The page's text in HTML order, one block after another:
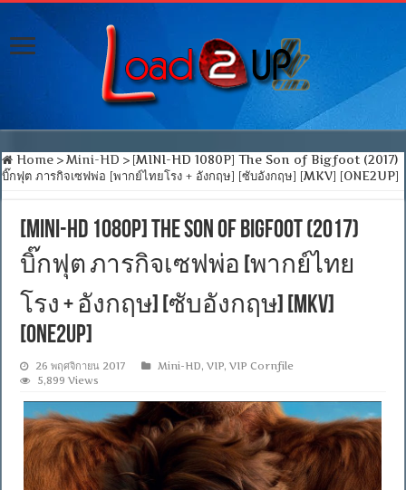
Home > Mini-HD > [MINI-HD 1080P] The Son of Bigfoot (2017)
บิ๊กฟุต ภารกิจเซฟพ่อ [พากย์ไทยโรง + อังกฤษ] [ซับอังกฤษ] [MKV] [ONE2UP]
[MINI-HD 1080P] The Son of Bigfoot (2017)
บิ๊กฟุต ภารกิจเซฟพ่อ [พากย์ไทย
โรง + อังกฤษ] [ซับอังกฤษ] [MKV]
[ONE2UP]
26 พฤศจิกายน 2017 Mini-HD,VIP,VIP Cornfile
5,899 Views